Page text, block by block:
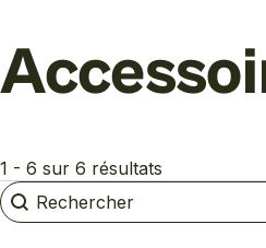
1 - 6 sur 6 résultats
Rechercher
Rechercher